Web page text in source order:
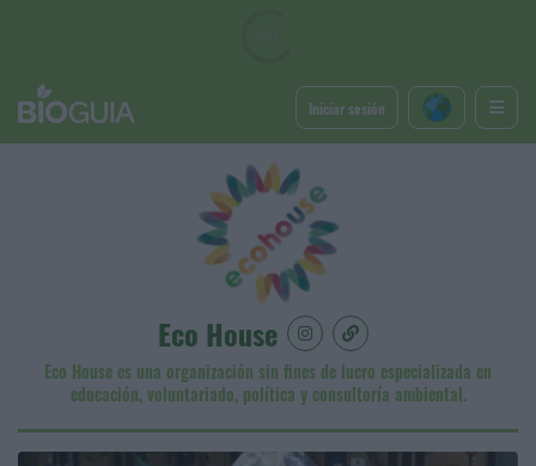
Iniciar sesión
Eco House
Eco House es una organización sin fines de lucro especializada en
educación, voluntariado, política y consultoría ambiental.